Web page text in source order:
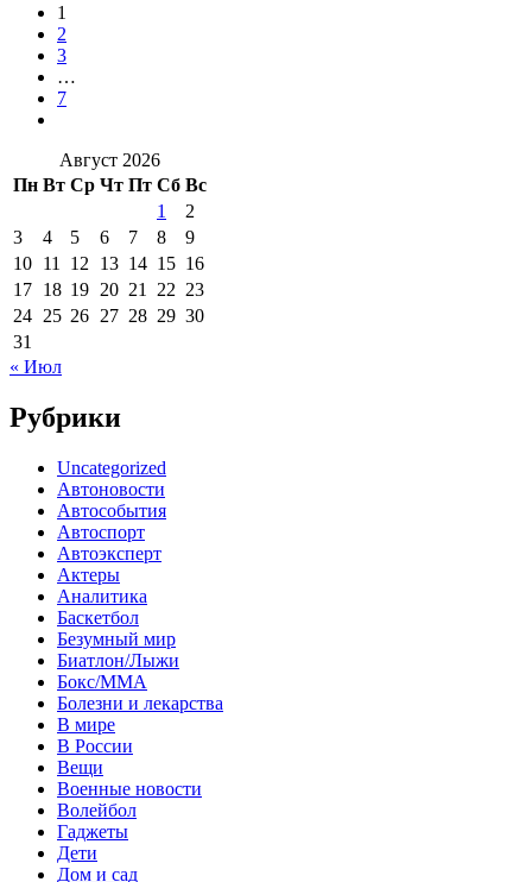
1
2
3
…
7
Август 2026
Пн Вт Ср Чт Пт Сб Вс
1
2
3
4 5 6 7 8
9
10 11 12 13 14 15 16
17 18 19 20 21 22 23
24 25 26 27 28 29 30
31
« Июл
Рубрики
Uncategorized
Автоновости
Автособытия
Автоспорт
Автоэксперт
Актеры
Аналитика
Баскетбол
Безумный мир
Биатлон/Лыжи
Бокс/MMA
Болезни и лекарства
В мире
В России
Вещи
Военные новости
Волейбол
Гаджеты
Дети
Дом и сад